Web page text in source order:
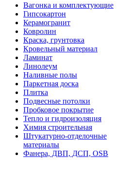
Вагонка и комплектующие
Гипсокартон
Керамогранит
Ковролин
Краска, грунтовка
Кровельный материал
Ламинат
Линолеум
Наливные полы
Паркетная доска
Плитка
Подвесные потолки
Пробковое покрытие
Тепло и гидроизоляция
Химия строительная
Штукатурно-отделочные
материалы
Фанера, ДВП, ДСП, OSB